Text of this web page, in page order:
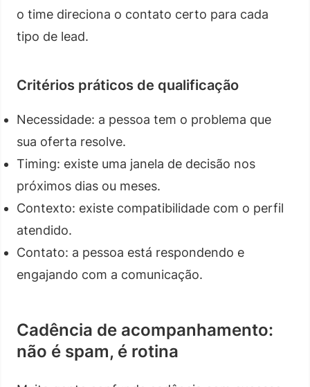
o time direciona o contato certo para cada
tipo de lead.
Critérios práticos de qualificação
Necessidade: a pessoa tem o problema que
sua oferta resolve.
Timing: existe uma janela de decisão nos
próximos dias ou meses.
Contexto: existe compatibilidade com o perfil
atendido.
Contato: a pessoa está respondendo e
engajando com a comunicação.
Cadência de acompanhamento:
não é spam, é rotina